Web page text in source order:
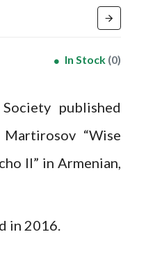
In Stock (0)
published
“Wise
II” in Armenian,
in 2016.